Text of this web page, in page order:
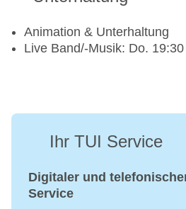
Animation & Unterhaltung
Live Band/-Musik: Do.
Ihr TUI Service
Digitaler und
Service